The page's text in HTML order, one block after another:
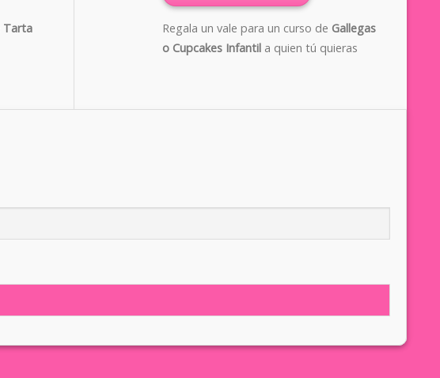
Tarta
Regala un vale para un curso de Gallegas
o Cupcakes Infantil a quien tú quieras